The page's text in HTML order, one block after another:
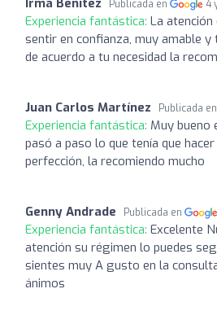
Publicada en 4
Experiencia fantástica: La atención
sentir en confianza, muy amable y
de acuerdo a tu necesidad la
Juan Carlos Martínez Publicada en
Experiencia fantástica: Muy bueno
pasó a paso lo que tenía que
perfección, la recomiendo mucho
Genny Andrade Publicada en
Experiencia fantástica: Excelente
atención su régimen lo puedes
sientes muy A gusto en la
ánimos